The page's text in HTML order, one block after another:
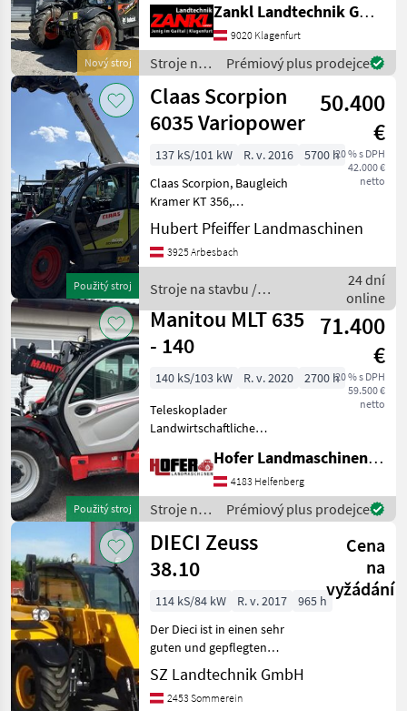
Nový stroj
Okamžite k dispozícii za
špeciálnu cenu! 3 roky
originálnej záruky od
výrobcu Bobcat – plat
Zankl Landtechnik GmbH
9020 Klagenfurt
Stroje na
stavbu /
Bobcat
Prémiový plus prodejce
Použitý stroj
Claas Scorpion
6035 Variopower
50.400
€
20 % s DPH
42.000 €
netto
137 kS/101 kW R. v. 2016
5700 h
Claas Scorpion, Baugleich
Kramer KT 356,
Strassenzulassung,
Geräteveriegelung
hydraulisch, guter Zustandt
Palettengabel und Schaufel
auf lag
Hubert Pfeiffer Landmaschinen
3925 Arbesbach
Stroje na stavbu /
Claas
24 dní
online
Použitý stroj
Manitou MLT 635
- 140
71.400
€
20 % s DPH
59.500 €
netto
140 kS/103 kW R. v. 2020
2700 h
Teleskoplader
Landwirtschaftliche
Steuerkreis,
Ladearmdämpfung, LED
Beleuchtung, Große
Hydraulikpume ermöglicht
mehrere Funktionen
gleichzeiti
Hofer Landmaschinen Handels GmbH.
4183 Helfenberg
Stroje na
stavbu /
Manitou
Prémiový plus prodejce
DIECI Zeuss
38.10
Cena
na
vyžádání
114 kS/84 kW R. v. 2017
965 h
Der Dieci ist in einen sehr
guten und gepflegten
Zustand. Jederzeit ist eine
Besichtigung bei uns
persönlich möglich.
SZ Landtechnik GmbH
2453 Sommerein